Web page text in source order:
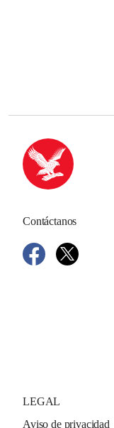
Contáctanos
LEGAL
Aviso de privacidad